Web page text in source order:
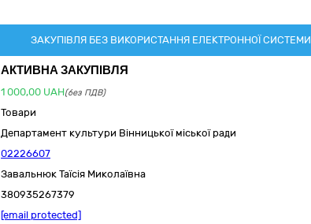
ЗАКУПІВЛЯ БЕЗ ВИКОРИСТАННЯ ЕЛЕКТРОННОЇ СИСТЕМИ
АКТИВНА ЗАКУПІВЛЯ
1 000,00 UAH(без ПДВ)
Товари
Департамент культури Вінницької міської ради
02226607
Завальнюк Таїсія Миколаївна
380935267379
[email protected]